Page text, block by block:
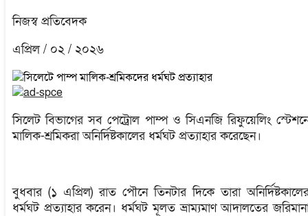
নিজস্ব প্রতিবেদক
এপ্রিল / ০২ / ২০২৬
সিলেট বিভাগের সব পেট্রোল পাম্প ও সিএনজি রিফুয়েলিং
মালিক-শ্রমিকরা অনির্দিষ্টকালের ধর্মঘট প্রত্যাহার করেছেন।
বুধবার (১ এপ্রিল) রাত পৌনে তিনটার দিকে তারা
ধর্মঘট প্রত্যাহার করেন। ধর্মঘট মূলত ভ্রাম্যমাণ আদালতের